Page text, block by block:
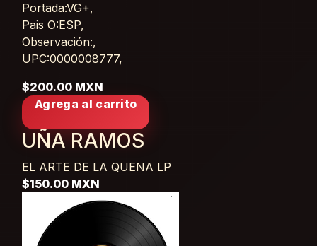
Portada:VG+,
Pais O:ESP,
Observación:,
UPC:0000008777,
$200.00 MXN
Agrega al carrito
UÑA RAMOS
EL ARTE DE LA QUENA LP
$150.00 MXN